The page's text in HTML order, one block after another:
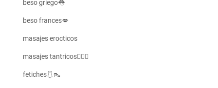
beso griego👅
beso frances💋
masajes erocticos
masajes tantricos🧖🏽‍♂️
fetiches🩱👠